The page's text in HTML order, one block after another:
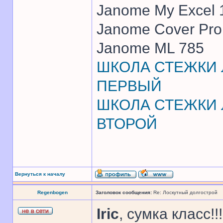
Janome My Excel
Janome Cover
Janome ML 785
ШКОЛА СТЕЖКИ
ПЕРВЫЙ
ШКОЛА СТЕЖКИ
ВТОРОЙ
Вернуться к началу
Regenbogen Заголовок сообщения: Re: Лоскутный долгострой
Iric, сумка класс!!!